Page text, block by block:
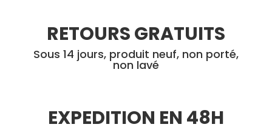
RETOURS GRATUITS
Sous 14 jours, produit neuf, non porté,
non lavé
EXPEDITION EN 48H